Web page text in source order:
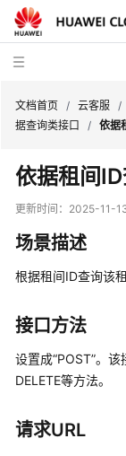
产
品
介
速
门
用
户
南
文档首页 / 云客服 /
据查询类接口
/ 依据
依据租间
更新时间： 2025-11-
场景描述
根据租间ID查询该
接口方法
设置成“POST”。
DELETE等方法。
请求URL